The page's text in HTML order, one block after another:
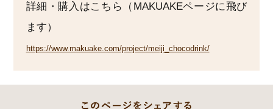
詳細・購入はこちら（MAKUAKEページに飛び
ます）
https://www.makuake.com/project/meiji_chocodrink/